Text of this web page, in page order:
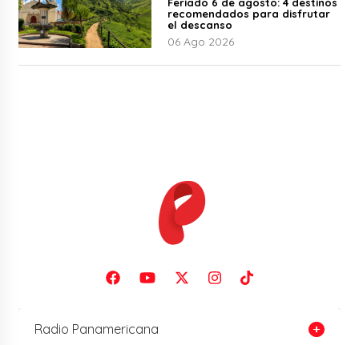
recomendados para disfrutar
el descanso
06 Ago 2026
Radio Panamericana